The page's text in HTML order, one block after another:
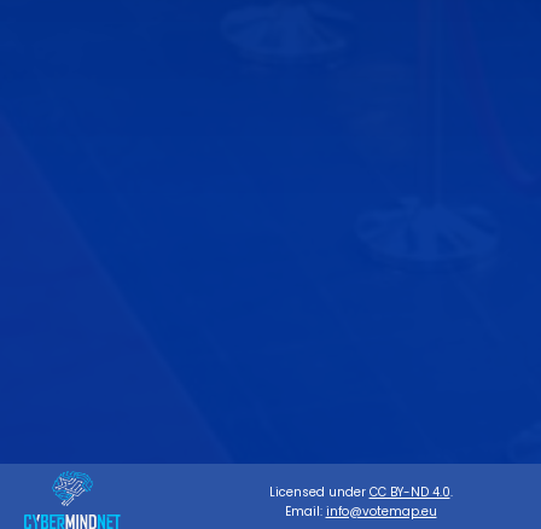
Licensed under CC BY-ND 4.0.
Email: info@votemap.eu